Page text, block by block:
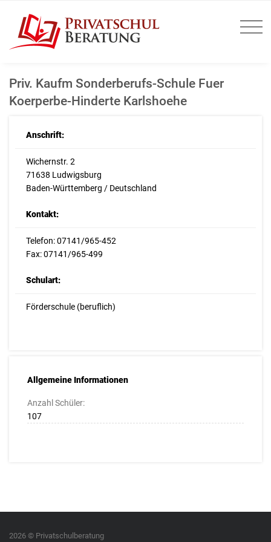
Priv. Kaufm Sonderberufs-Schule Fuer
Koerperbe-Hinderte Karlshoehe
Anschrift:
Wichernstr. 2
71638 Ludwigsburg
Baden-Württemberg / Deutschland
Kontakt:
Telefon: 07141/965-452
Fax: 07141/965-499
Schulart:
Förderschule (beruflich)
Allgemeine Informationen
Anzahl Schüler:
107
2026 © Privatschulberatung